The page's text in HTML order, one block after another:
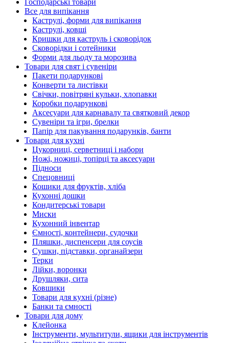
Господарські товари
Все для випікання
Каструлі, форми для випікання
Каструлі, ковші
Кришки для каструль і сковорідок
Сковорідки і сотейники
Форми для льоду та морозива
Товари для свят і сувеніри
Пакети подарункові
Конверти та листівки
Свічки, повітряні кульки, хлопавки
Коробки подарункові
Аксесуари для карнавалу та святковий декор
Сувеніри та ігри, брелки
Папір для пакування подарунків, банти
Товари для кухні
Цукорниці, серветниці і набори
Ножі, ножиці, топірці та аксесуари
Підноси
Спецовниці
Кошики для фруктів, хліба
Кухонні дошки
Кондитерські товари
Миски
Кухонний інвентар
Ємності, контейнери, судочки
Пляшки, диспенсери для соусів
Сушки, підставки, органайзери
Терки
Лійки, воронки
Друшляки, сита
Ковшики
Товари для кухні (різне)
Банки та ємності
Товари для дому
Клейонка
Інструменти, мультитули, ящики для інструментів